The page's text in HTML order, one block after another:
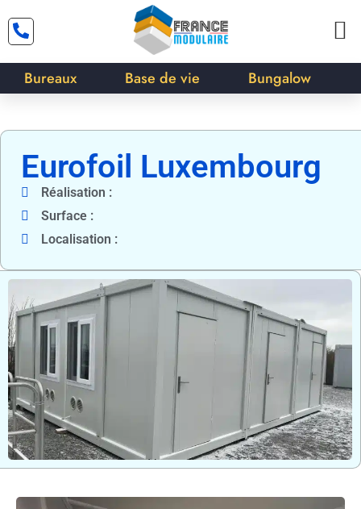
Bureaux Base de vie Bungalow
Eurofoil Luxembourg
Réalisation :
Surface :
Localisation :